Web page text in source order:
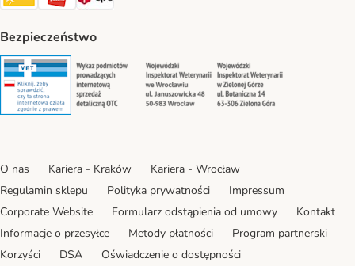
Bezpieczeństwo
Security Security Security
O nas Kariera - Kraków
Kariera - Wrocław
Regulamin sklepu
Polityka prywatności
Impressum
Corporate Website
Formularz odstąpienia od umowy
Kontakt
Informacje o przesyłce
Metody płatności
Program partnerski
Korzyści
DSA Oświadczenie o dostępności